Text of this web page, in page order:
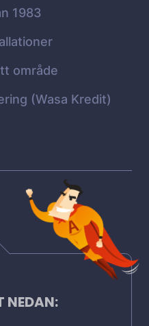
1983
område
(Wasa Kredit)
NEDAN: